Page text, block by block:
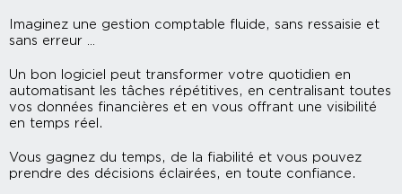
Imaginez une gestion comptable fluide, sans ressaisie et
sans erreur …
Un bon logiciel peut transformer votre quotidien en
automatisant les tâches répétitives, en centralisant toutes
vos données financières et en vous offrant une visibilité
en temps réel.
Vous gagnez du temps, de la fiabilité et vous pouvez
prendre des décisions éclairées, en toute confiance.